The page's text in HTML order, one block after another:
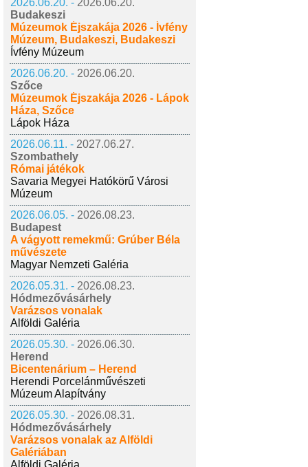
2026.06.20. - 2026.06.20.
Budakeszi
Múzeumok Éjszakája 2026 - Ívfény
Múzeum, Budakeszi, Budakeszi
Ívfény Múzeum
2026.06.20. - 2026.06.20.
Szőce
Múzeumok Éjszakája 2026 - Lápok
Háza, Szőce
Lápok Háza
2026.06.11. - 2027.06.27.
Szombathely
Római játékok
Savaria Megyei Hatókörű Városi
Múzeum
2026.06.05. - 2026.08.23.
Budapest
A vágyott remekmű: Grúber Béla
művészete
Magyar Nemzeti Galéria
2026.05.31. - 2026.08.23.
Hódmezővásárhely
Varázsos vonalak
Alföldi Galéria
2026.05.30. - 2026.06.30.
Herend
Bicentenárium – Herend
Herendi Porcelánművészeti
Múzeum Alapítvány
2026.05.30. - 2026.08.31.
Hódmezővásárhely
Varázsos vonalak az Alföldi
Galériában
Alföldi Galéria